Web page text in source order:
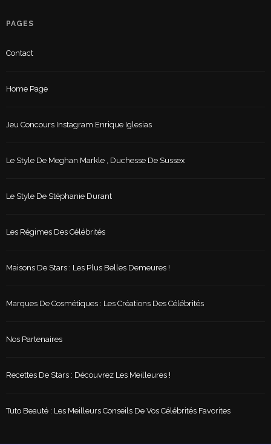
PAGES
Contact
Home Page
Jeu Concours Instagram Enrique Iglesias
Le Style De Meghan Markle , Duchesse De Sussex
Le Style De Stéphanie Durant
Les Régimes Des Célébrités
Maisons De Stars : Les Plus Belles Demeures !
Marques De Cosmétiques : Les Créations Des Célébrités
Nos Partenaires
Recettes De Stars : Découvrez Les Meilleures !
Tuto Beauté : Les Meilleurs Conseils De Vos Célébrités Favorites